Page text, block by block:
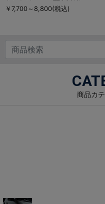
￥7,700～8,800(税込)
商品カ